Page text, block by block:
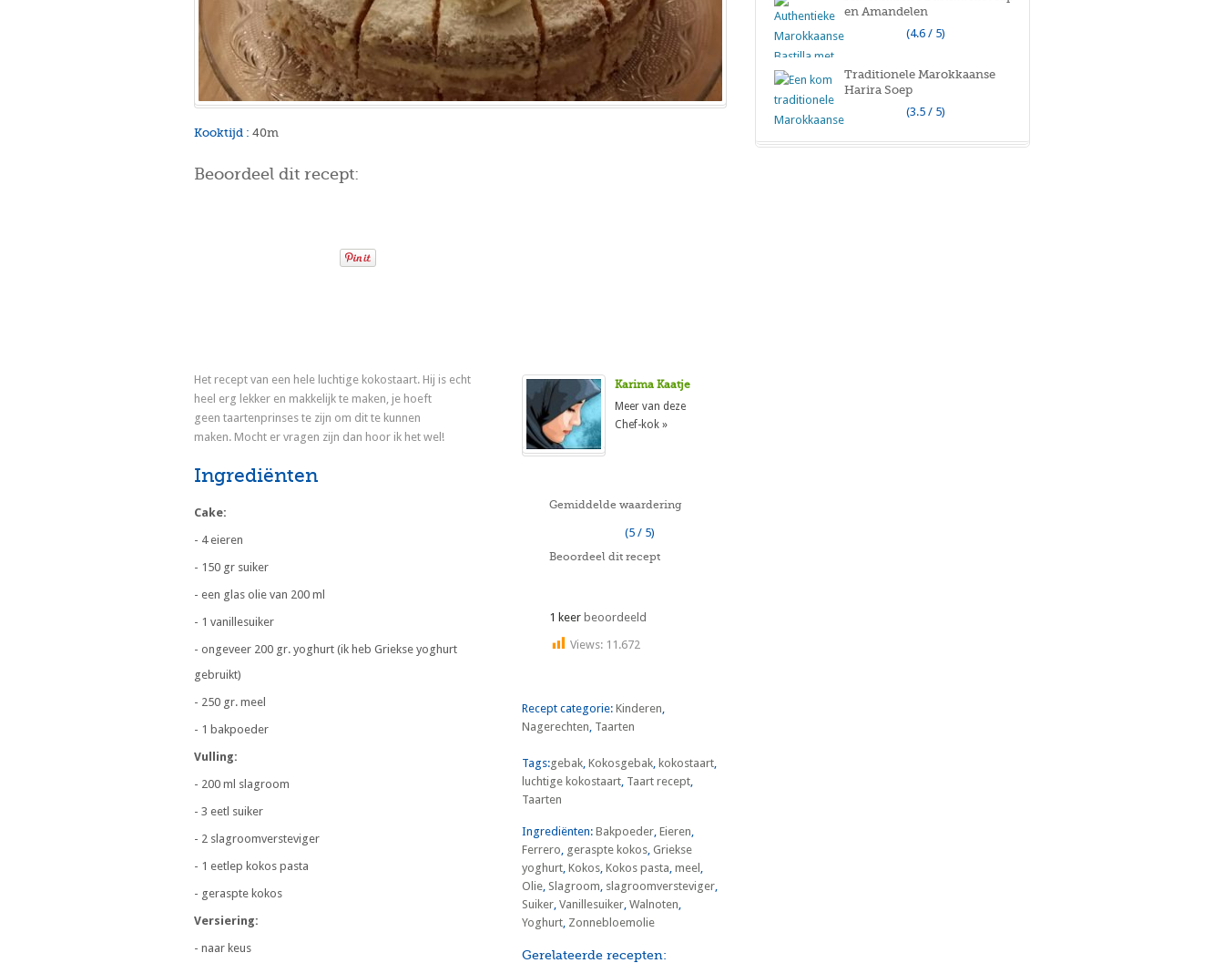
Kooktijd : 40m
Beoordeel dit recept:
Het recept van een hele luchtige kokostaart. Hij is echt
heel erg lekker en makkelijk te maken, je hoeft
geen taartenprinses te zijn om dit te kunnen
maken. Mocht er vragen zijn dan hoor ik het wel!
Ingrediënten
Cake:
- 4 eieren
- 150 gr suiker
- een glas olie van 200 ml
- 1 vanillesuiker
- ongeveer 200 gr. yoghurt (ik heb Griekse yoghurt
gebruikt)
- 250 gr. meel
- 1 bakpoeder
Vulling:
- 200 ml slagroom
- 3 eetl suiker
- 2 slagroomversteviger
- 1 eetlep kokos pasta
- geraspte kokos
Versiering:
- naar keus
Karima Kaatje
Meer van deze
Chef-kok »
Gemiddelde waardering
(5 / 5)
Beoordeel dit recept
1 keer beoordeeld
Views: 11.672
Recept categorie: Kinderen
Nagerechten Taarten
Tags:gebak Kokosgebak kokostaart
luchtige kokostaart Taart recept
Taarten
Ingrediënten: Bakpoeder Eieren
Ferrero geraspte kokos Griekse
yoghurt Kokos Kokos pasta meel
Olie Slagroom slagroomversteviger
Suiker Vanillesuiker Walnoten
Yoghurt Zonnebloemolie
Gerelateerde recepten:
en Amandelen
(4.6 / 5)
Traditionele Marokkaanse
Harira Soep
(3.5 / 5)